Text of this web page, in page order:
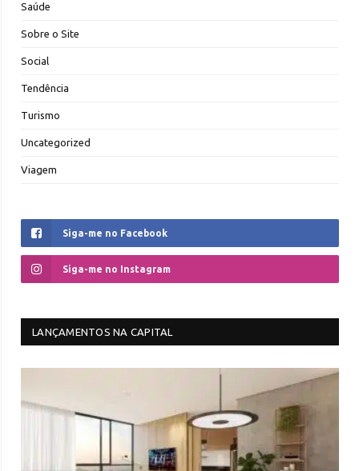
Saúde
Sobre o Site
Social
Tendência
Turismo
Uncategorized
Viagem
Siga-me no Facebook
Siga-me no Instagram
LANÇAMENTOS NA CAPITAL